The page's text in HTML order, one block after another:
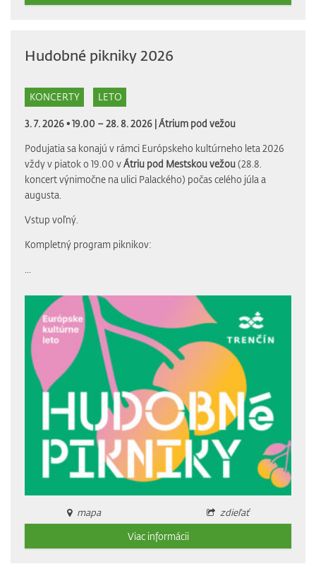
Hudobné pikniky 2026
KONCERTY LETO
3. 7. 2026 • 19.00 – 28. 8. 2026 |Átrium pod vežou
Podujatia sa konajú v rámci Európskeho kultúrneho leta 2026
vždy v piatok o 19.00 vÁtriu pod Mestskou vežou(28.8.
koncert výnimočne na ulici Palackého) počas celého júla a
augusta.
Vstup voľný.
Kompletný program piknikov:
mapa
zdieľať
Viac informácii